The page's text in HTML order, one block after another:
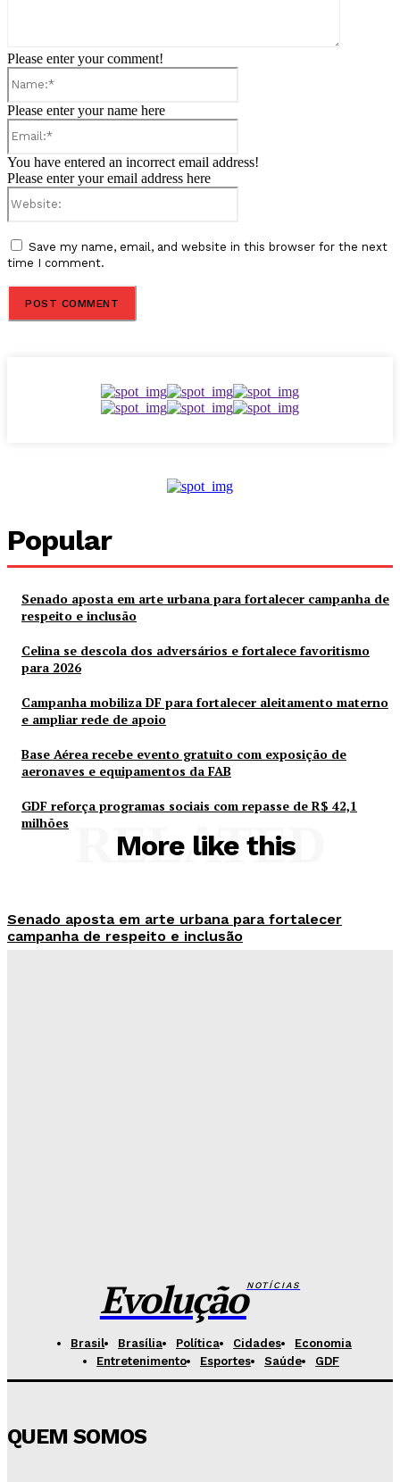
Please enter your comment!
Please enter your name here
You have entered an incorrect email address!
Please enter your email address here
Save my name, email, and website in this browser for the next
time I comment.
Popular
Senado aposta em arte urbana para fortalecer campanha de
respeito e inclusão
Celina se descola dos adversários e fortalece favoritismo
para 2026
Campanha mobiliza DF para fortalecer aleitamento materno
e ampliar rede de apoio
Base Aérea recebe evento gratuito com exposição de
aeronaves e equipamentos da FAB
GDF reforça programas sociais com repasse de R$ 42,1
milhões
More like this
RELATED
Senado aposta em arte urbana para fortalecer
campanha de respeito e inclusão
EvoluçãoNOTÍCIAS
Brasil Brasília Política Cidades
Economia
Entretenimento
Esportes Saúde GDF
QUEM SOMOS